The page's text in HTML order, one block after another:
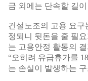
금 외에는 단속할 길
건설노조의 고용 요구
정되니 뒷돈을 줄 필
는 고용안정 활동의
“오히려 유급휴가를
는 손실이 발생하는